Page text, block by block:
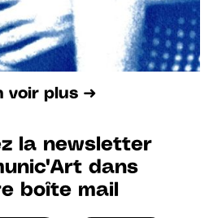
voir plus ➜
la newsletter
dans
boîte mail